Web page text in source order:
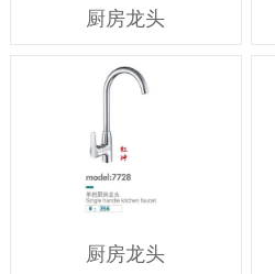
厨房龙头
厨房龙头